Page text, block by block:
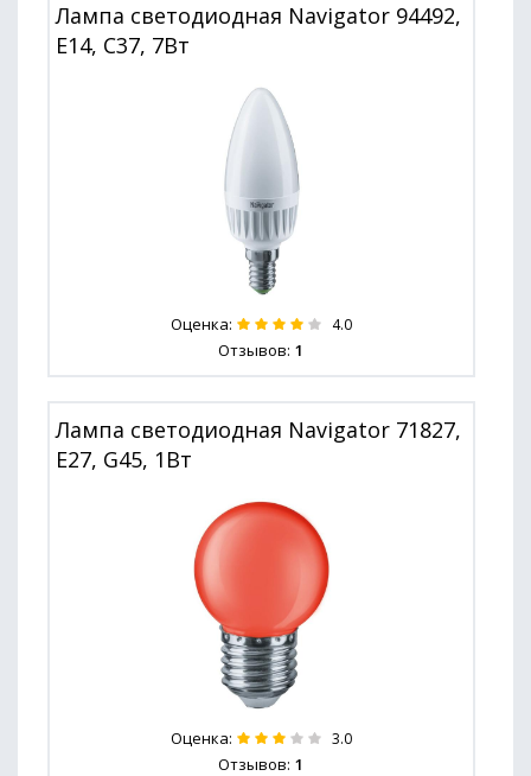
Лампа светодиодная Navigator 94492,
E14, C37, 7Вт
Оценка: 4.0
Отзывов: 1
Лампа светодиодная Navigator 71827,
E27, G45, 1Вт
Оценка: 3.0
Отзывов: 1